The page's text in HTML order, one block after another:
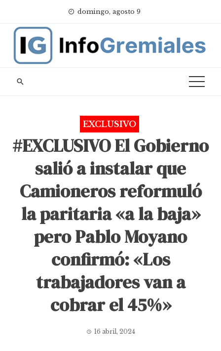
content
domingo, agosto 9
EXCLUSIVO
#EXCLUSIVO El Gobierno
salió a instalar que
Camioneros reformuló
la paritaria «a la baja»
pero Pablo Moyano
confirmó: «Los
trabajadores van a
cobrar el 45%»
16 abril, 2024